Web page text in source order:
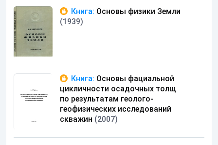
Книга: Основы физики Земли
(1939)
Книга: Основы фациальной
цикличности осадочных толщ
по результатам геолого-
геофизических исследований
скважин (2007)